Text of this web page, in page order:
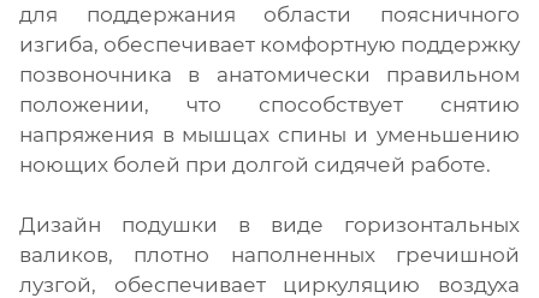
для поддержания области поясничного
изгиба, обеспечивает комфортную поддержку
позвоночника в анатомически правильном
положении, что способствует снятию
напряжения в мышцах спины и уменьшению
ноющих болей при долгой сидячей работе.
Дизайн подушки в виде горизонтальных
валиков, плотно наполненных гречишной
лузгой, обеспечивает циркуляцию воздуха